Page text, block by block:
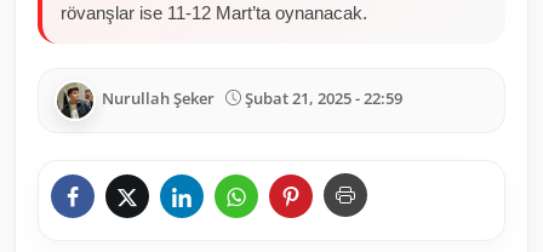
rövanşlar ise 11-12 Mart’ta oynanacak.
Nurullah Şeker Şubat 21, 2025 - 22:59